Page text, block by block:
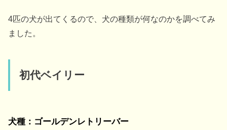
4匹の犬が出てくるので、犬の種類が何なのかを調べてみ
ました。
初代ベイリー
犬種：ゴールデンレトリーバー